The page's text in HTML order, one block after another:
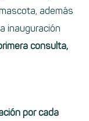
además
inauguración
consulta,
por cada